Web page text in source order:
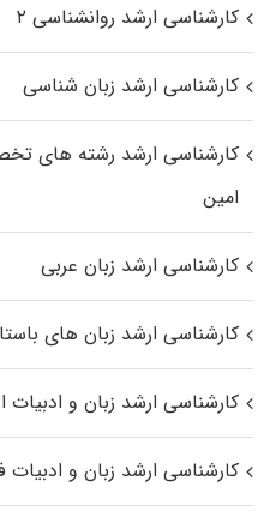
کارشناسی ارشد روانشناسی ۲
کارشناسی ارشد زبان شناسی
کارشناسی ارشد رﺷﺘﻪ ﻫﺎی
اﻣﻴﻦ
کارشناسی ارشد زبان عربی
کارشناسی ارشد زبان‌ های
کارشناسی ارشد زبان و ادبیات
کارشناسی ارشد زبان و ادبیات